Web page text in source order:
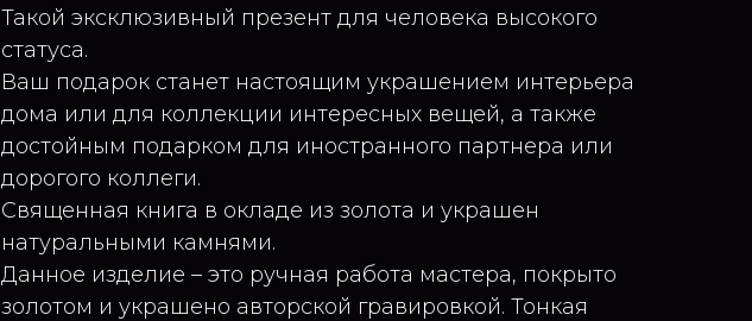
Такой эксклюзивный презент для человека высокого
статуса.
Ваш подарок станет настоящим украшением интерьера
дома или для коллекции интересных вещей, а также
достойным подарком для иностранного партнера или
дорогого коллеги.
Священная книга в окладе из золота и украшен
натуральными камнями.
Данное изделие – это ручная работа мастера, покрыто
золотом и украшено авторской гравировкой. Тонкая